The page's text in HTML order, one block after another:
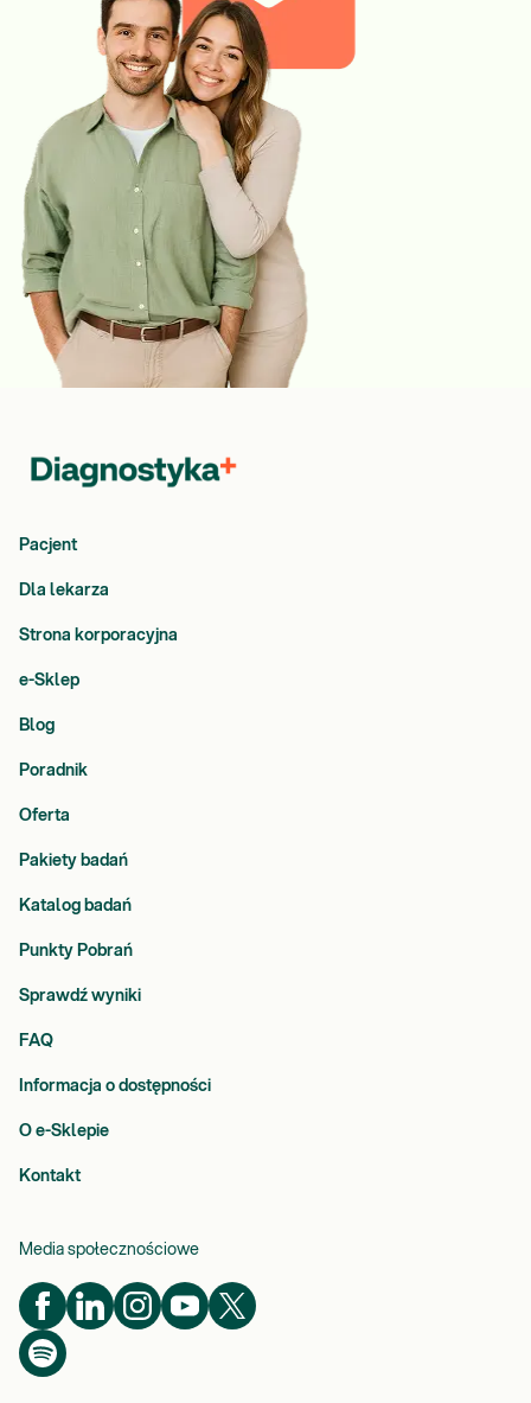
Pacjent
Dla lekarza
Strona korporacyjna
e-Sklep
Blog
Poradnik
Oferta
Pakiety badań
Katalog badań
Punkty Pobrań
Sprawdź wyniki
FAQ
Informacja o dostępności
O e-Sklepie
Kontakt
Media społecznościowe